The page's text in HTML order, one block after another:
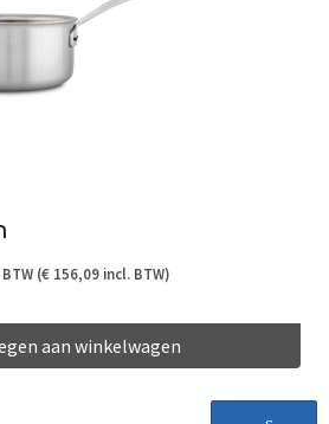
(€ 156,09 incl. BTW)
aan winkelwagen